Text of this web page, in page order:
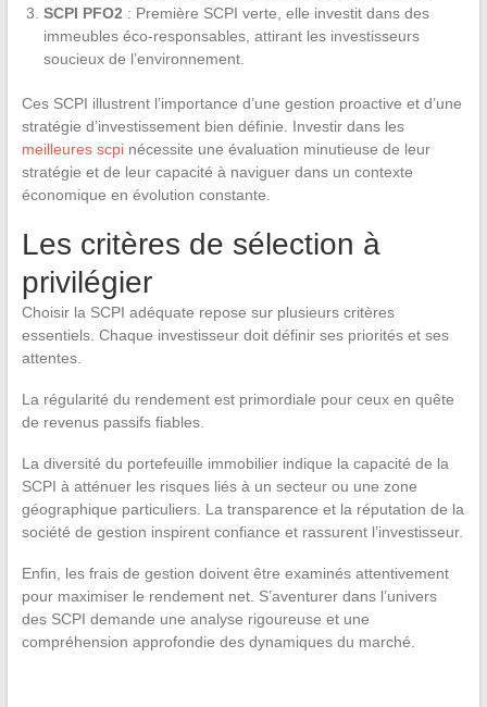
SCPI PFO2 : Première SCPI verte, elle investit dans des
immeubles éco-responsables, attirant les investisseurs
soucieux de l’environnement.
Ces SCPI illustrent l’importance d’une gestion proactive et d’une
stratégie d’investissement bien définie. Investir dans les
meilleures scpinécessite une évaluation minutieuse de leur
stratégie et de leur capacité à naviguer dans un contexte
économique en évolution constante.
Les critères de sélection à
privilégier
Choisir la SCPI adéquate repose sur plusieurs critères
essentiels. Chaque investisseur doit définir ses priorités et ses
attentes.
La régularité du rendement est primordiale pour ceux en quête
de revenus passifs fiables.
La diversité du portefeuille immobilier indique la capacité de la
SCPI à atténuer les risques liés à un secteur ou une zone
géographique particuliers. La transparence et la réputation de la
société de gestion inspirent confiance et rassurent l’investisseur.
Enfin, les frais de gestion doivent être examinés attentivement
pour maximiser le rendement net. S’aventurer dans l’univers
des SCPI demande une analyse rigoureuse et une
compréhension approfondie des dynamiques du marché.